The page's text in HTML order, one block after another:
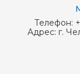
Телефон:
Адрес: г.